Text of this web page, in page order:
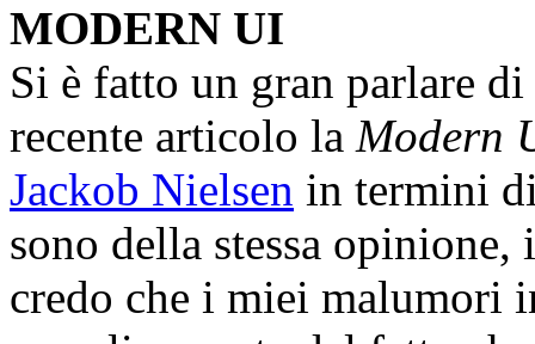
MODERN UI
Si è fatto un gran parlare
recente articolo la Modern
Jackob Nielsen in termini
sono della stessa
credo che i miei malumori